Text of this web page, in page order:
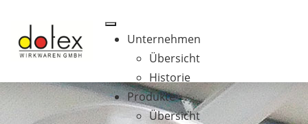
Unternehmen
Übersicht
Historie
Produkte
Übersicht